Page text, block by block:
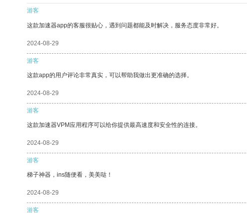
游客
这款加速器app的客服很贴心，遇到问题都能及时解决，服务态度非常好。
2024-08-29
游客
这款app的用户评论非常真实，可以帮助我做出更准确的选择。
2024-08-29
游客
这款加速器VPM应用程序可以给你提供最高速度和安全性的连接。
2024-08-29
游客
梯子神器，ins随便看，美美哒！
2024-08-29
游客